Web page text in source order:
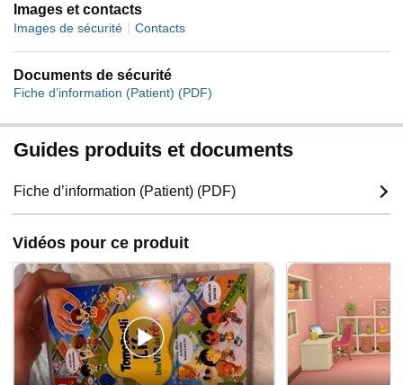
Images et contacts
Images de sécurité Contacts
Documents de sécurité
Fiche d’information (Patient) (PDF)
Guides produits et documents
Fiche d’information (Patient) (PDF)
Vidéos pour ce produit